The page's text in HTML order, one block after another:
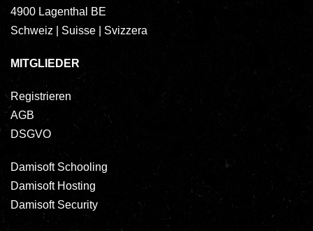
4900 Lagenthal BE
Schweiz | Suisse | Svizzera
MITGLIEDER
Registrieren
AGB
DSGVO
Damisoft Schooling
Damisoft Hosting
Damisoft Security